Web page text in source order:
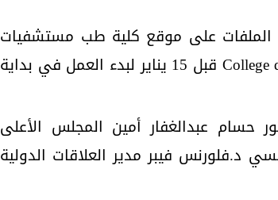
الملفات على موقع كلية طب مستشفيات
باريس ((College de Medecine des Hopitaux de Paris قبل 15 يناير لبدء العمل في بداية
حسام عبدالغفار أمين المجلس الأعلى
د.فلورنس فيبر مدير العلاقات الدولية